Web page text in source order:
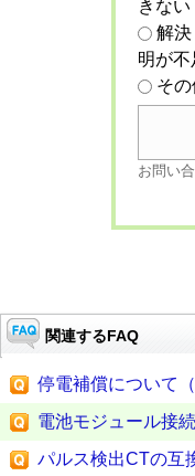
きない
解
明が
そ
お問い
関連するFAQ
停電補償について
電池モジュール接
パルス検出CTの互